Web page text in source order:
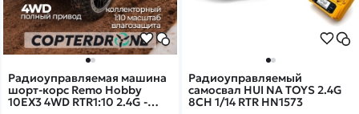
Радиоуправляемый
самосвал HUI NA TOYS 2.4G
8CH 1/14 RTR HN1573
Радиоуправляемая машина
шорт-корс Remo Hobby
10EX3 4WD RTR1:10 2.4G -